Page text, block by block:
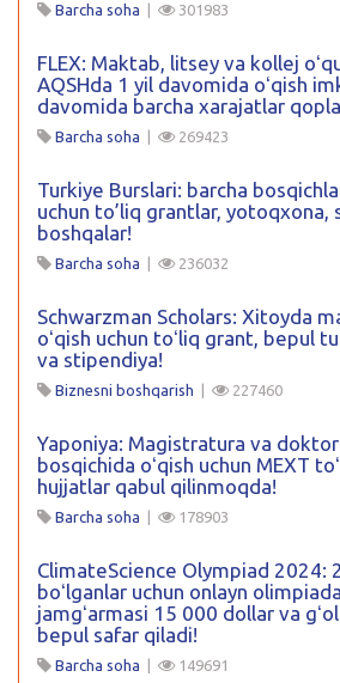
Barcha soha 301983
FLEX: Maktab, litsey va kollej
AQSHda 1 yil davomida oʻqish
davomida barcha xarajatlar
Barcha soha 269423
Turkiye Burslari: barcha
uchun to’liq grantlar, yotoqxona,
boshqalar!
Barcha soha 236032
Schwarzman Scholars: Xitoyda
oʻqish uchun toʻliq grant, bepul
va stipendiya!
Biznesni boshqarish 227460
Yaponiya: Magistratura va
bosqichida oʻqish uchun MEXT
hujjatlar qabul qilinmoqda!
Barcha soha 178903
ClimateScience Olympiad 2024:
boʻlganlar uchun onlayn
jamgʻarmasi 15 000 dollar va
bepul safar qiladi!
Barcha soha 149691